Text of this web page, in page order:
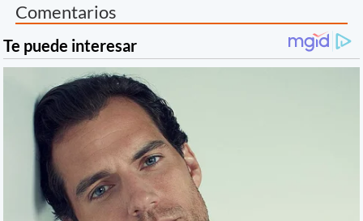
Comentarios